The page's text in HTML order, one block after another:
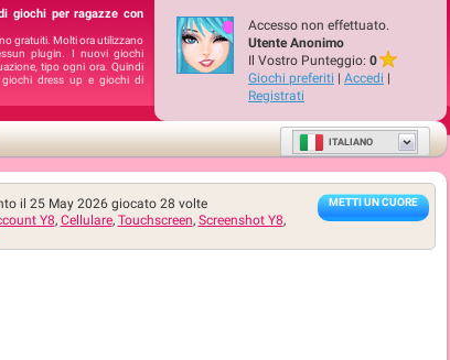
giochi per ragazze con
gratuiti. Molti ora utilizzano
plugin. I nuovi giochi
tipo ogni ora. Quindi
giochi dress up e giochi di
Accesso non effettuato.
Utente Anonimo
Il Vostro Punteggio: 0
Giochi preferiti | Accedi |
Registrati
ITALIANO
METTI UN CUORE
il 25 May 2026 giocato 28 volte
Y8, Cellulare, Touchscreen, Screenshot Y8,